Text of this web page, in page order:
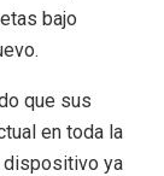
bajo
que sus
en toda la
dispositivo ya